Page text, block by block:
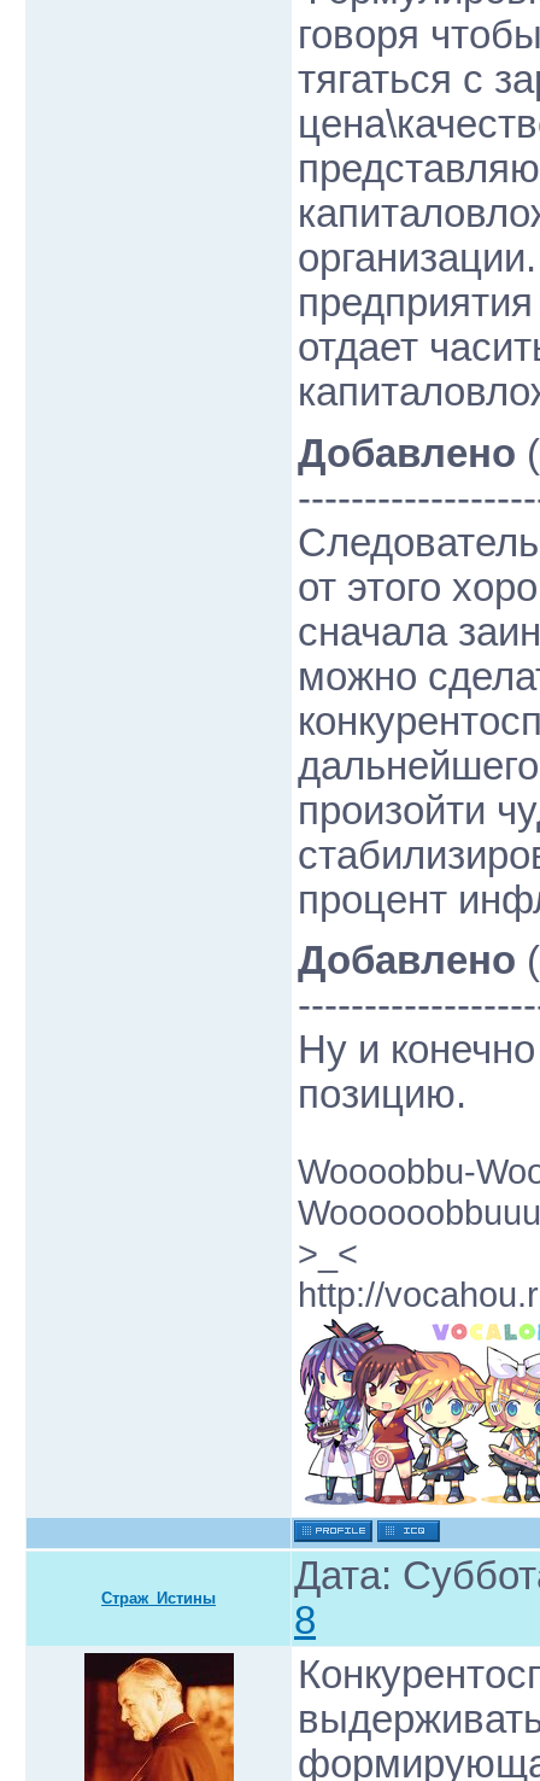
говоря
тягаться с
отдает
Добавлено
от этого
сначала
можно
произойти
процент
Добавлено
Ну и
позицию.
Woooobbu-
>_<
http://
Страж_Истины
Дата:
8